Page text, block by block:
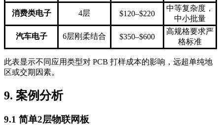
消费类电子 4层 $120–$220
中等复杂度，
中小批量
汽车电子 6层刚柔结合 $350–$600
高规格要求严
格标准
此表显示不同应用类型对 PCB 打样成本的影响，远超单纯地
区或交期因素。
9. 案例分析
9.1 简单2层物联网板